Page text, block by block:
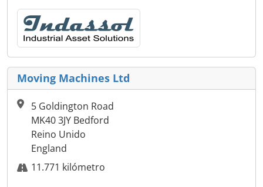
Moving Machines Ltd
5 Goldington Road
MK40 3JY Bedford
Reino Unido
England
11.771 kilómetro